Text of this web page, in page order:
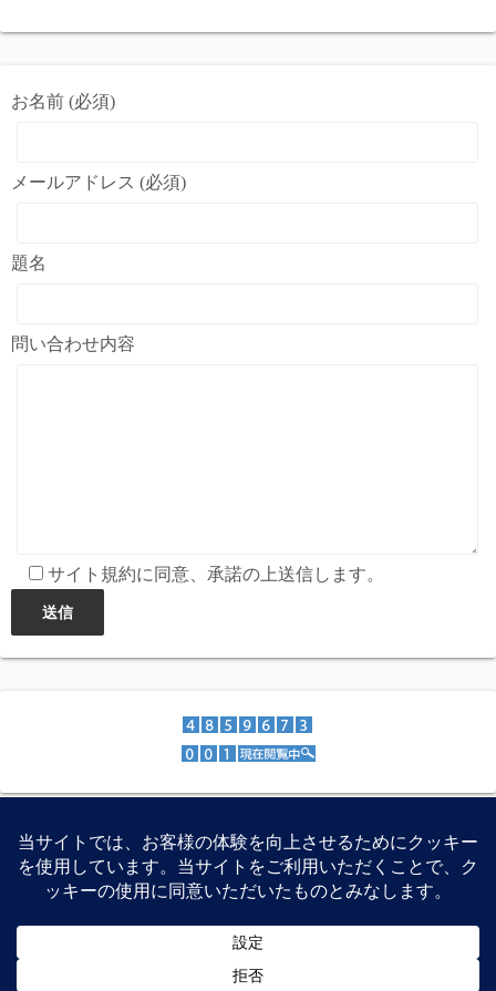
お名前 (必須)
メールアドレス (必須)
題名
問い合わせ内容
サイト規約に同意、承諾の上送信します。